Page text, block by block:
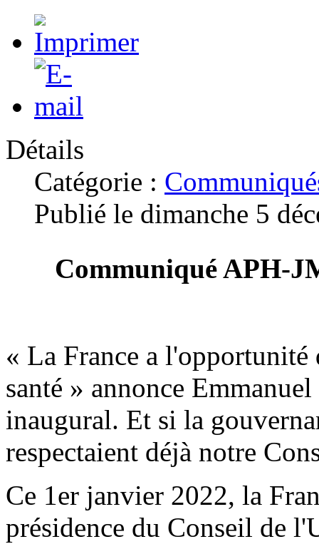
Détails
Catégorie :
Publié le dimanche 5
Communiqué APH-
« La France a l'opportunité
santé » annonce
inaugural. Et si la
respectaient déjà notre
Ce 1er janvier 2022, la
présidence du Conseil de